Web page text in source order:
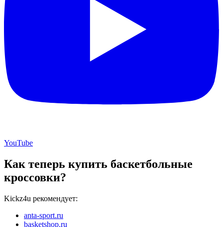
YouTube
Как теперь купить баскетбольные
кроссовки?
Kickz4u рекомендует:
anta-sport.ru
basketshop.ru